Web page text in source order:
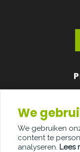
We
We gebruiken
content te
analyseren. Lees